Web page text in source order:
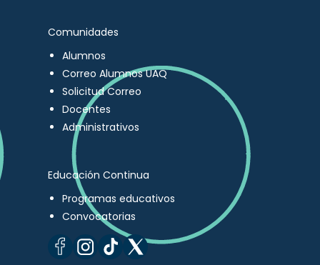
Comunidades
Alumnos
Correo Alumnos UAQ
Solicitud Correo
Docentes
Administrativos
Educación Continua
Programas educativos
Convocatorias